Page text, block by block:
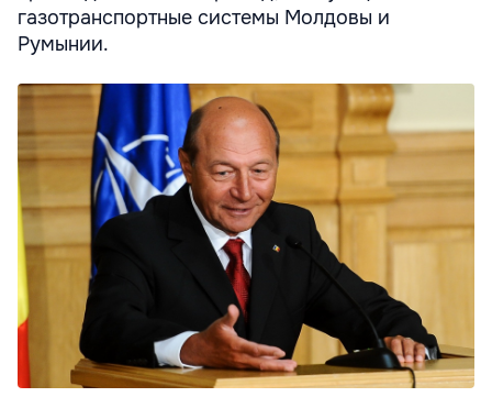
газотранспортные системы Молдовы и
Румынии.